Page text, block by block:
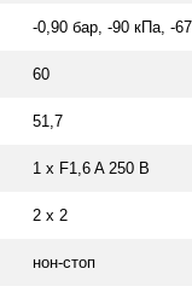
-0,90 бар, -90 кПа, -
60
51,7
1 х F1,6 A 250 В
2 х 2
нон-стоп